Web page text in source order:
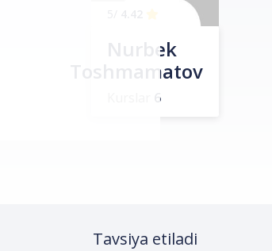
Nurbek
Toshmamatov
6
Tavsiya etiladi